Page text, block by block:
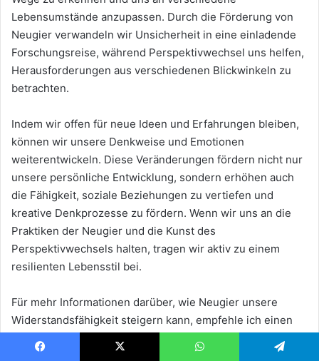
Lebensumstände anzupassen. Durch die Förderung von
Neugier verwandeln wir Unsicherheit in eine einladende
Forschungsreise, während Perspektivwechsel uns helfen,
Herausforderungen aus verschiedenen Blickwinkeln zu
betrachten.
Indem wir offen für neue Ideen und Erfahrungen bleiben,
können wir unsere Denkweise und Emotionen
weiterentwickeln. Diese Veränderungen fördern nicht nur
unsere persönliche Entwicklung, sondern erhöhen auch
die Fähigkeit, soziale Beziehungen zu vertiefen und
kreative Denkprozesse zu fördern. Wenn wir uns an die
Praktiken der Neugier und die Kunst des
Perspektivwechsels halten, tragen wir aktiv zu einem
resilienten Lebensstil bei.
Für mehr Informationen darüber, wie Neugier unsere
Widerstandsfähigkeit steigern kann, empfehle ich einen
Resilienz
. Lass uns weiterhin neugierig bleiben und stets